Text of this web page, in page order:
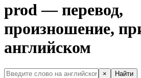
prod — перевод,
произношение,
английском
× Найти